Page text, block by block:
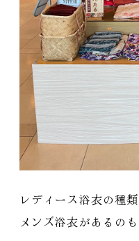
レディース浴衣の種
メンズ浴衣があるの